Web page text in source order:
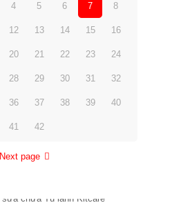
4 5 6 7 8
12 13 14 15 16
20 21 22 23 24
28 29 30 31 32
36 37 38 39 40
41 42
Next page